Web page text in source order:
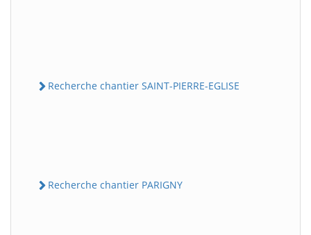
Recherche chantier SAINT-PIERRE-EGLISE
Recherche chantier PARIGNY